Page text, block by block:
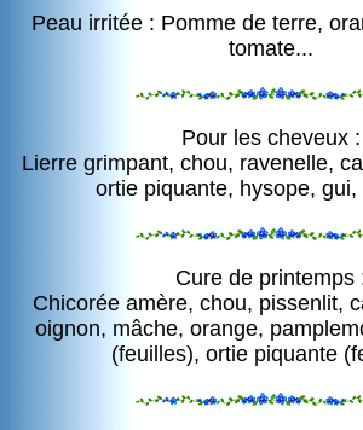
Peau irritée : Pomme de terre,
tomate...
Pour les cheveux :
Lierre grimpant, chou, ravenelle,
ortie piquante, hysope, gui,
Cure de printemps
Chicorée amère, chou, pissenlit,
oignon, mâche, orange,
(feuilles), ortie piquante